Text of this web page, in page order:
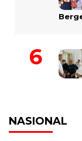
NASIONAL